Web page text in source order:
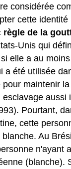
considérée
cette
règle de la
Unis qui
elle a au
a été utilisée
maintenir
aussi
Pourtant,
cette
Au
n'ayant
(blanche).